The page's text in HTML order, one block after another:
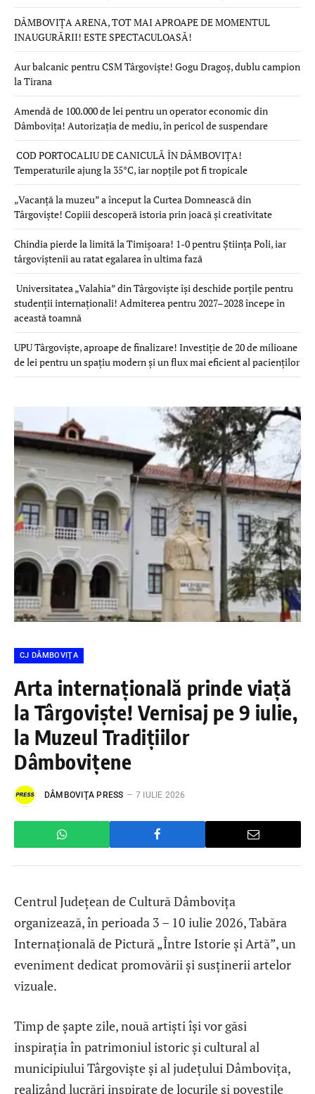
DÂMBOVIȚA ARENA, TOT MAI APROAPE DE MOMENTUL
INAUGURĂRII! ESTE SPECTACULOASĂ!
Aur balcanic pentru CSM Târgoviște! Gogu Dragoș, dublu campion
la Tirana
Amendă de 100.000 de lei pentru un operator economic din
Dâmbovița! Autorizația de mediu, în pericol de suspendare
COD PORTOCALIU DE CANICULĂ ÎN DÂMBOVIȚA!
Temperaturile ajung la 35°C, iar nopțile pot fi tropicale
„Vacanță la muzeu” a început la Curtea Domnească din
Târgoviște! Copiii descoperă istoria prin joacă și creativitate
Chindia pierde la limită la Timișoara! 1-0 pentru Știința Poli, iar
târgoviștenii au ratat egalarea în ultima fază
Universitatea „Valahia” din Târgoviște își deschide porțile pentru
studenții internaționali! Admiterea pentru 2027–2028 începe în
această toamnă
UPU Târgoviște, aproape de finalizare! Investiție de 20 de milioane
de lei pentru un spațiu modern și un flux mai eficient al pacienților
CJ DÂMBOVIŢA
Arta internațională prinde viață
la Târgoviște! Vernisaj pe 9 iulie,
la Muzeul Tradițiilor
Dâmbovițene
DÂMBOVIŢA PRESS 7 IULIE 2026
Centrul Județean de Cultură Dâmbovița
organizează, în perioada 3 – 10 iulie 2026, Tabăra
Internațională de Pictură „Între Istorie și Artă”, un
eveniment dedicat promovării și susținerii artelor
vizuale.
Timp de șapte zile, nouă artiști își vor găsi
inspirația în patrimoniul istoric și cultural al
municipiului Târgoviște și al județului Dâmbovița,
realizând lucrări inspirate de locurile și poveștile